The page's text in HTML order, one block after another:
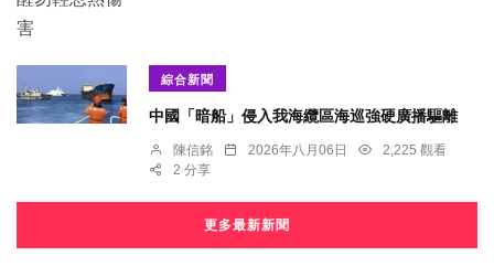
綜合新聞
中國「暗船」侵入我海纜區海巡強硬廣播驅離
陳信銘 2026年八月06日
2,225 觀看
2 分享
更多最新新聞